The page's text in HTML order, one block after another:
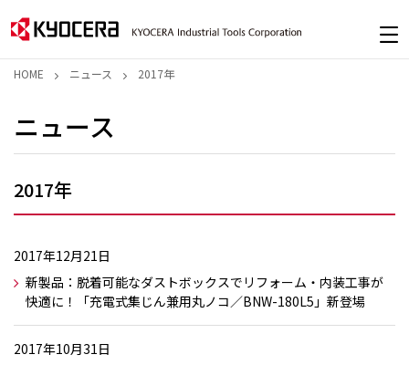
HOME ニュース 2017年
ニュース
2017年
2017年12月21日
新製品：脱着可能なダストボックスでリフォーム・内装工事が
快適に！「充電式集じん兼用丸ノコ／BNW-180L5」新登場
2017年10月31日